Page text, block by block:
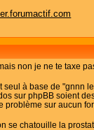
non je ne te taxe
à base de "gnnn
sur phpBB soient
sur aucun
se chatouille la